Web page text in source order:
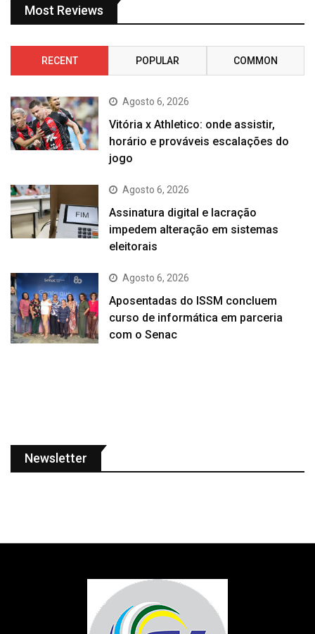
Most Reviews
RECENT POPULAR COMMON
Agosto 6, 2026
Vitória x Athletico: onde assistir,
horário e prováveis escalações do
jogo
Agosto 6, 2026
Assinatura digital e lacração
impedem alteração em sistemas
eleitorais
Agosto 6, 2026
Aposentadas do ISSM concluem
curso de informática em parceria
com o Senac
Newsletter